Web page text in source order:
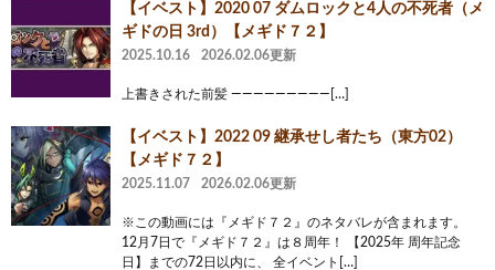
【イベスト】2020 07 ダムロックと4人の不死者（メ
ギドの日 3rd）【メギド７２】
2025.10.16 2026.02.06更新
上書きされた前髪 —————————[…]
【イベスト】2022 09 継承せし者たち（東方02）
【メギド７２】
2025.11.07 2026.02.06更新
※この動画には『メギド７２』のネタバレが含まれます。
12月7日で『メギド７２』は８周年！ 【2025年 周年記念
日】までの72日以内に、 全イベント[…]